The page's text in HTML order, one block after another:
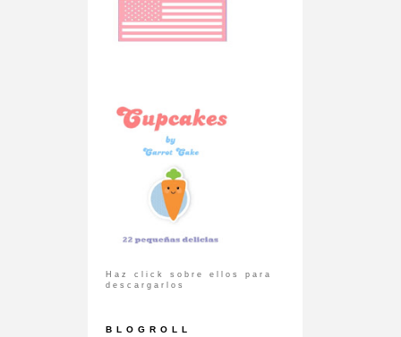
Haz click sobre ellos para
descargarlos
BLOGROLL